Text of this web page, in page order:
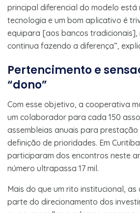
principal diferencial do modelo está
tecnologia e um bom aplicativo é
equipara [aos bancos tradicionais],
continua fazendo a diferença”,
Pertencimento e
“dono”
Com esse objetivo, a cooperativa
um colaborador para cada 150
assembleias anuais para
definição de prioridades. Em
participaram dos encontros neste
número ultrapassa 17 mil.
Mais do que um rito institucional, as
parte do direcionamento dos